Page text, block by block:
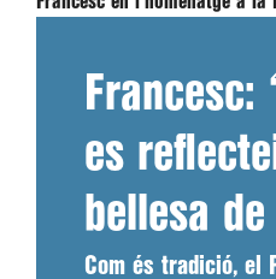
Francesc:
es
bellesa de
Com és tradició, el